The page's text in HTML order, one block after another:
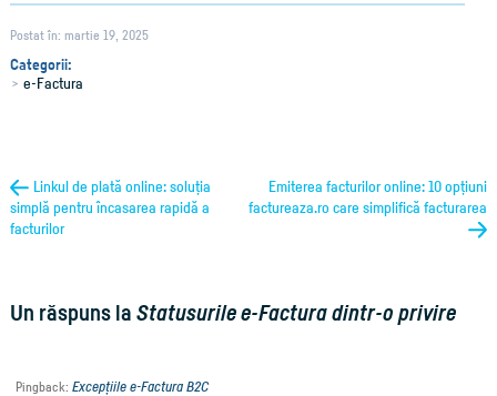
Postat în: martie 19, 2025
Categorii:
e-Factura
Linkul de plată online: soluția
simplă pentru încasarea rapidă a
facturilor
Emiterea facturilor online: 10 opțiuni
factureaza.ro care simplifică facturarea
Un răspuns la Statusurile e-Factura dintr-o privire
Pingback: Excepțiile e-Factura B2C